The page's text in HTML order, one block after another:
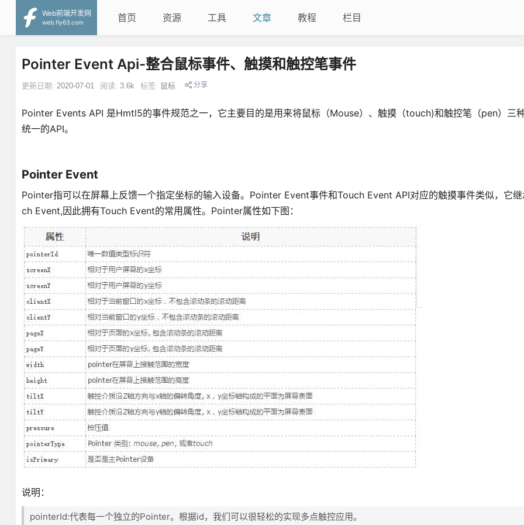
Web前端开发网
web.fly63.com
首页 资源 工具 文章 教程 栏目
Pointer Event Api-整合鼠标事件、触摸和触控笔事件
更新日期: 2020-07-01 阅读: 3.6k 标签: 鼠标 分享
Pointer Events API 是Hmtl5的事件规范之一，它主要目的是用来将鼠标（Mouse）、触摸（touch)和触控笔（pen）三
统一的API。
Pointer Event
Pointer指可以在屏幕上反馈一个指定坐标的输入设备。Pointer Event事件和Touch Event API对应的触摸事件类似，它
ch Event,因此拥有Touch Event的常用属性。Pointer属性如下图：
说明：
pointerId:代表每一个独立的Pointer。根据id，我们可以很轻松的实现多点触控应用。